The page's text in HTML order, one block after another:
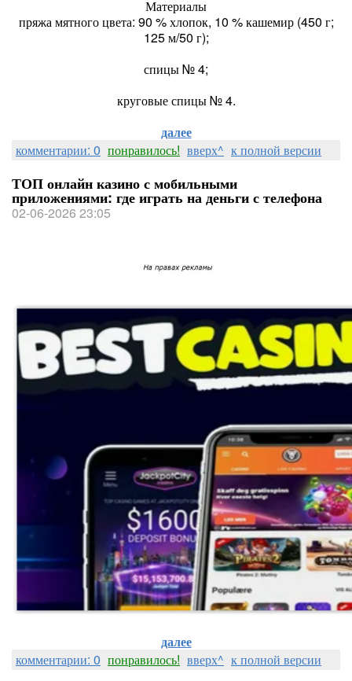
Материалы
пряжа мятного цвета: 90 % хлопок, 10 % кашемир (450 г;
125 м/50 г);
спицы № 4;
круговые спицы № 4.
далее
комментарии: 0 понравилось! вверх^ к полной версии
ТОП онлайн казино с мобильными
приложениями: где играть на деньги с телефона
02-06-2026 23:05
далее
комментарии: 0 понравилось! вверх^ к полной версии